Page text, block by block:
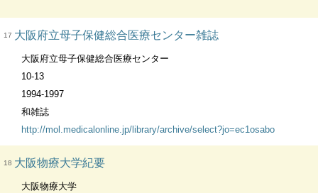
17 大阪府立母子保健総合医療センター雑誌
大阪府立母子保健総合医療センター
10-13
1994-1997
和雑誌
http://mol.medicalonline.jp/library/archive/select?jo=ec1osabo
18 大阪物療大学紀要
大阪物療大学